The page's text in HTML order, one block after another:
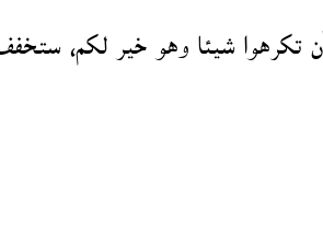
شيئا وهو خير لكم،